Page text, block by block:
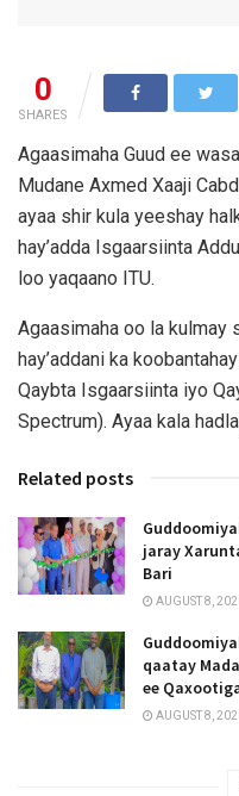
0
SHARES
Agaasimaha Guud ee
Mudane Axmed Xaaji
ayaa shir kula yeeshay
hay’adda Isgaarsiinta
loo yaqaano ITU.
Agaasimaha oo la kulmay
hay’addani ka
Qaybta Isgaarsiinta iyo
Spectrum). Ayaa kala
Related posts
jaray
Bari
AUGUST 8,
qaatay
ee
AUGUST 8,